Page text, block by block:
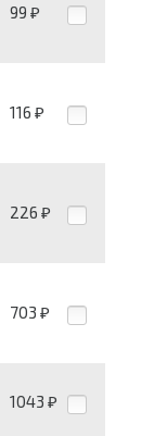
99 ₽
116 ₽
226 ₽
703 ₽
1043 ₽